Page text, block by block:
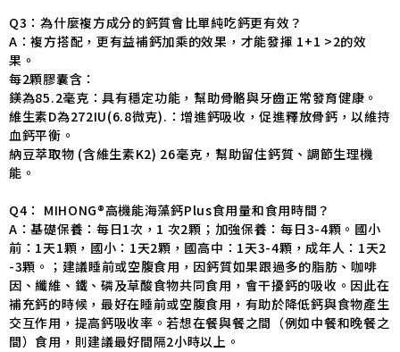
Q3：為什麼複方成分的鈣質會比單純吃鈣更有效？
A：複方搭配，更有益補鈣加乘的效果，才能發揮 1+1 >2的效
果。
每2顆膠囊含：
鎂為85.2毫克：具有穩定功能，幫助骨骼與牙齒正常發育健康。
維生素D為272IU(6.8微克).：增進鈣吸收，促進釋放骨鈣，以維持
血鈣平衡。
納豆萃取物 (含維生素K2) 26毫克，幫助留住鈣質、調節生理機
能。
Q4： MIHONG®高機能海藻鈣Plus食用量和食用時間？
A：基礎保養：每日1次，1 次2顆；加強保養：每日3-4顆。國小
前：1天1顆，國小：1天2顆，國高中：1天3-4顆，成年人：1天2
-3顆。；建議睡前或空腹食用，因鈣質如果跟過多的脂肪、咖啡
因、纖維、鐵、磷及草酸食物共同食用，會干擾鈣的吸收。因此在
補充鈣的時候，最好在睡前或空腹食用，有助於降低鈣與食物產生
交互作用，提高鈣吸收率。若想在餐與餐之間（例如中餐和晚餐之
間）食用，則建議最好間隔2小時以上。